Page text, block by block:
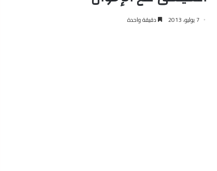
7 يوليو، 2013 دقيقة واحدة